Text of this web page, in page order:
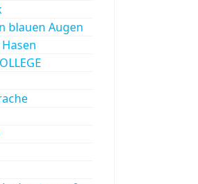
blauen Augen